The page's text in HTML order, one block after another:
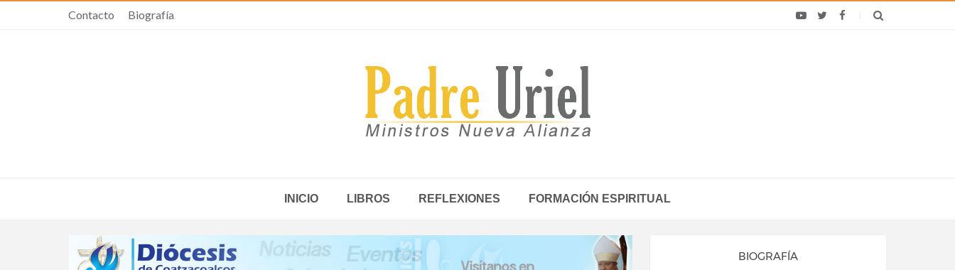
Contacto Biografía
INICIO LIBROS REFLEXIONES FORMACIÓN ESPIRITUAL
BIOGRAFÍA